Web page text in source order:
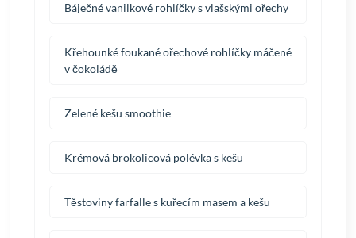
Báječné vanilkové rohlíčky s vlašskými ořechy
Křehounké foukané ořechové rohlíčky máčené
v čokoládě
Zelené kešu smoothie
Krémová brokolicová polévka s kešu
Těstoviny farfalle s kuřecím masem a kešu